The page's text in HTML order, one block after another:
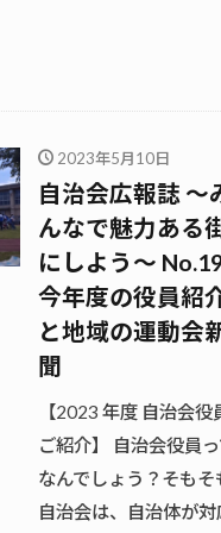
2023年5月10日
自治会広報誌 〜
んなで魅力ある
にしよう〜 No.19
今年度の役員紹
と地域の運動会
聞
【2023 年度 自治会役
ご紹介】 自治会役員
なんでしょう？そもそ
自治会は、自治体が対